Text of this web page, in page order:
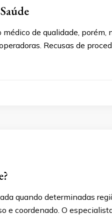
de qualidade, porém,
Recusas de
quando determinadas
e coordenado. O